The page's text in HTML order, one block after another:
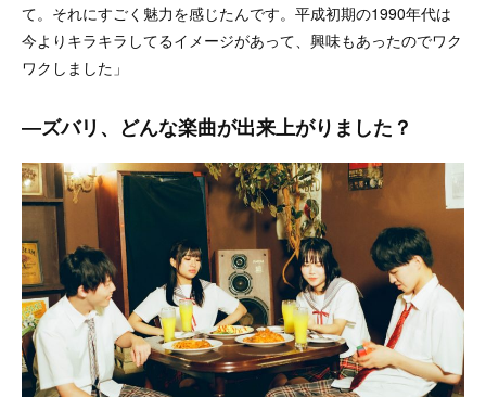
て。それにすごく魅力を感じたんです。平成初期の1990年代は
今よりキラキラしてるイメージがあって、興味もあったのでワク
ワクしました」
―ズバリ、どんな楽曲が出来上がりました？